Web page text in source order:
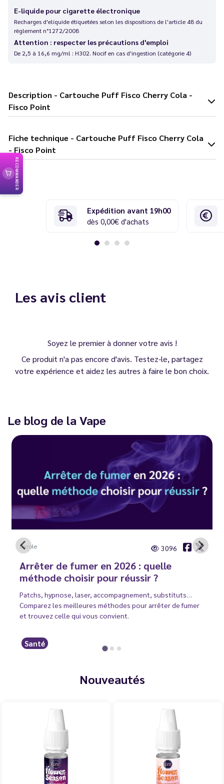
E-liquide pour cigarette électronique
Recharges d'eliquide étiquetées selon les dispositions de l'article 48 du
règlement n°1272/2008
Attention : respecter les précautions d'emploi
De 2,5 à 16,6 mg/ml : H302. Nocif en cas d'ingestion (catégorie 4)
Description - Cartouche Puff Fisco Cherry Cola -
Fisco Point
Fiche technique - Cartouche Puff Fisco Cherry Cola
- Fisco Point
Expédition avant 19h00
dès 0,00€ d'achats
Les avis client
Soyez le premier à donner votre avis !
Ce produit n'a pas encore d'avis. Testez-le, partagez
votre expérience et aidez les autres à faire le bon choix.
Le blog de la Vape
Carole 3096
Arrêter de fumer en 2026 : quelle
méthode choisir pour réussir ?
Patchs, hypnose, laser, accompagnement, substituts…
Comparez les meilleures méthodes pour arrêter de fumer
et trouvez celle qui vous convient.
Santé
Nouveautés
RECOMMANDER